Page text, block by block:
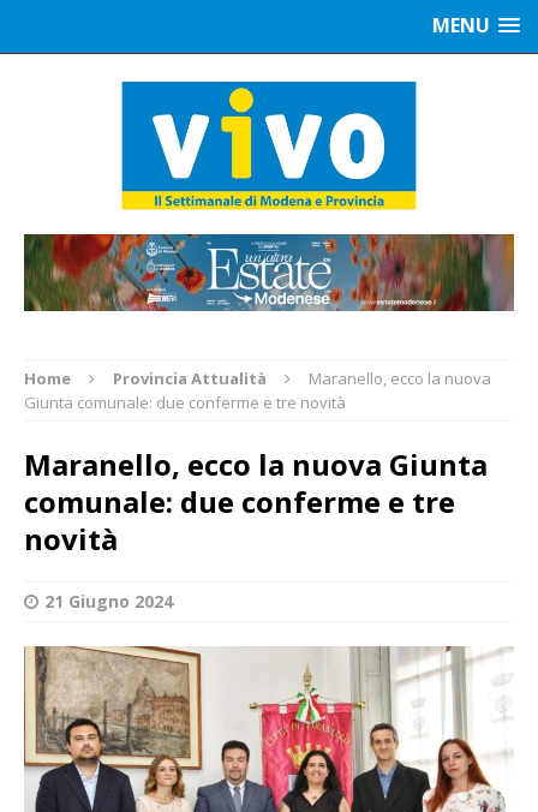
MENU
Home Provincia Attualità
Maranello, ecco la nuova
Giunta comunale: due conferme e tre novità
Maranello, ecco la nuova Giunta
comunale: due conferme e tre
novità
21 Giugno 2024